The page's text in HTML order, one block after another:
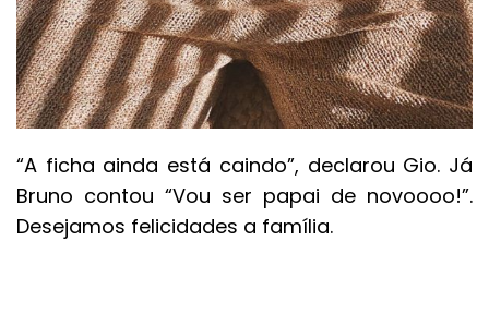
“A ficha ainda está caindo”, declarou Gio. Já
Bruno contou “Vou ser papai de novoooo!”.
Desejamos felicidades a família.